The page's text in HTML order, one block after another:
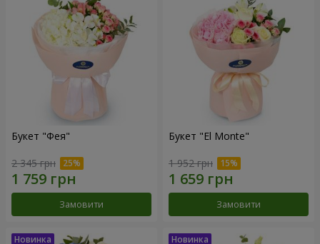
Букет "Фея"
2 345 грн
Замовити
Букет "El Monte"
1 952 грн
Замовити